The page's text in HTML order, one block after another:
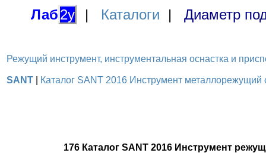
Лаб2у | Каталоги | Диаметр
Режущий инструмент, инструментальная оснастка и
SANT Каталог SANT 2016 Инструмент
176 Каталог SANT 2016 Инструмент